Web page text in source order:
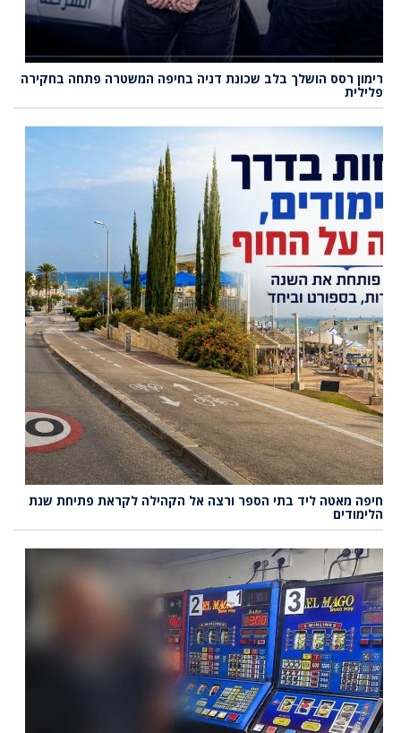
רימון רסס הושלך בלב שכונת דניה בחיפה המשטרה פתחה בחקירה
פלילית
חיפה מאטה ליד בתי הספר ורצה אל הקהילה לקראת פתיחת שנת
הלימודים